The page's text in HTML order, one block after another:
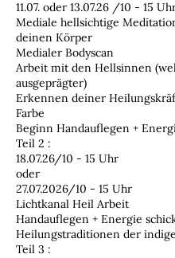
11.07. oder 13.07.26 /10 - 15
Mediale hellsichtige
deinen Körper
Medialer Bodyscan
Arbeit mit den Hellsinnen
ausgeprägter)
Erkennen deiner
Farbe
Beginn Handauflegen +
Teil 2 :
18.07.26/10 - 15 Uhr
oder
27.07.2026/10 - 15 Uhr
Lichtkanal Heil Arbeit
Handauflegen + Energie
Heilungstraditionen der
Teil 3 :